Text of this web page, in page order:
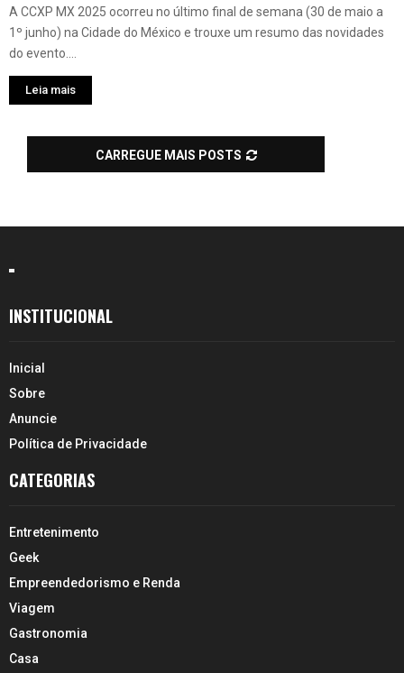
A CCXP MX 2025 ocorreu no último final de semana (30 de maio a
1º junho) na Cidade do México e trouxe um resumo das novidades
do evento....
Leia mais
CARREGUE MAIS POSTS
INSTITUCIONAL
Inicial
Sobre
Anuncie
Política de Privacidade
CATEGORIAS
Entretenimento
Geek
Empreendedorismo e Renda
Viagem
Gastronomia
Casa